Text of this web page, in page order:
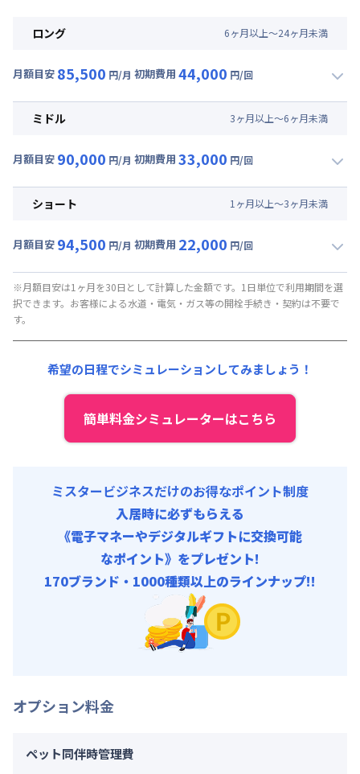
ロング 6ヶ月以上～24ヶ月未満
月額目安 85,500 円/月 初期費用 44,000 円/回
月額賃料目安(30日利用)
光熱費他 : 0円/月 (0円/日) ※賃料に含める
その他費用 :
初期費用
ミドル 3ヶ月以上～6ヶ月未満
月額目安 90,000 円/月 初期費用 33,000 円/回
月額賃料目安(30日利用)
光熱費他 : 0円/月 (0円/日) ※賃料に含める
その他費用 :
管理費: 37,500円/月 (1,250円/日)
初期費用
ショート 1 ヶ月以上～3ヶ月未満
月額目安 94,500 円/月 初期費用 22,000 円/回
月額賃料目安(30日利用)
賃料 : 57,000円/月 (1,900円/日)
光熱費他 :
その他費用 :
37,500円/月 (1,250円/日)
契約事務手数料 : 5,000円/回 (税抜)
※月額目安は1ヶ月を30日として計算した金額です。1日単位で利用期間を選
択できます。お客様による水道・電気・ガス等の開栓手続き・契約は不要で
す。
希望の日程でシミュレーションしてみましょう！
簡単料金シミュレーターはこちら
ミスタービジネスだけのお得なポイント制度
入居時に必ずもらえる
《電子マネーやデジタルギフトに交換可能
なポイント》をプレゼント!
170ブランド・1000種類以上のラインナップ!!
オプション料金
ペット同伴時管理費